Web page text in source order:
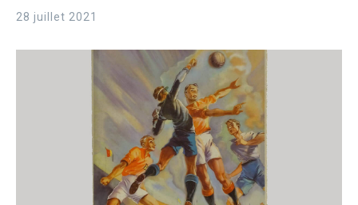
28 juillet 2021